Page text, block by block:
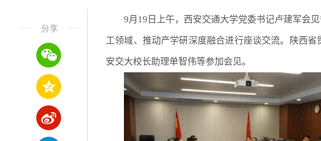
分享
9月19日上午，西安交通大学党委书记卢建军会
工领域、推动产学研深度融合进行座谈交流。陕西
安交大校长助理单智伟等参加会见。